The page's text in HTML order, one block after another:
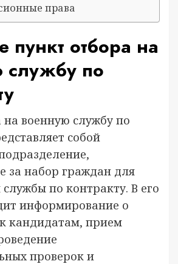
права
пункт отбора на
службу по
на военную службу по
собой
за набор граждан для
по контракту. В его
информирование о
кандидатам, прием
проверок и